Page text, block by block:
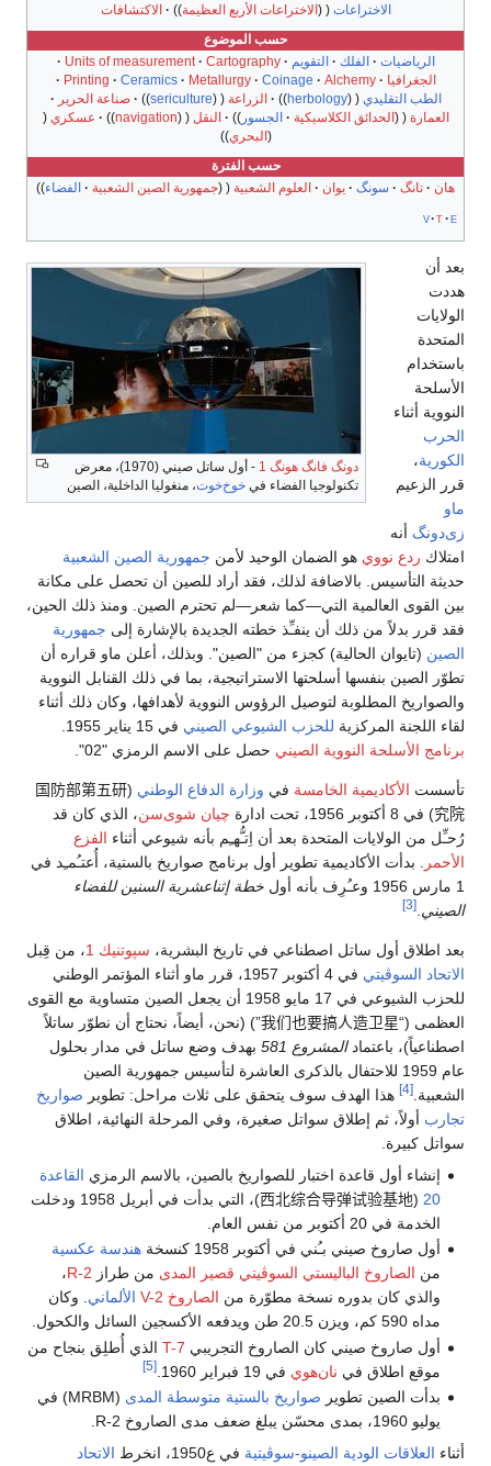
الاختراعات الاختراعات الأربع العظيمة
الاكتشافات
حسب الموضوع
الرياضيات
الفلك التقويم Units of measurement
Cartography
الجغرافيا
Printing Ceramics Metallurgy Coinage
Alchemy
الطب التقليدي
herbology الزراعة sericulture
صناعة الحرير
العمارة
الحدائق الكلاسيكية الجسور النقل navigation
عسكري
البحري
حسب الفترة
هان
تانگ سونگ يوان العلوم الشعبية جمهورية الصين الشعبية
الفضاء
v t e
دونگ فانگ هونگ 1
- أول ساتل صيني (1970)، معرض
تكنولوجيا الفضاء في خوخ‌خوت، منغوليا الداخلية، الصين
بعد أن
هددت
الولايات
المتحدة
باستخدام
الأسلحة
النووية أثناء
الحرب
الكورية،
قرر الزعيم
ماو
زى‌دونگ أنه
امتلاك ردع نووي هو الضمان الوحيد لأمن جمهورية الصين الشعبية
حديثة التأسيس. بالاضافة لذلك، فقد أراد للصين أن تحصل على مكانة
بين القوى العالمية التي—كما شعر—لم تحترم الصين. ومنذ ذلك الحين،
فقد قرر بدلاً من ذلك أن ينفـِّذ خطته الجديدة بالإشارة إلى جمهورية
الصين (تايوان الحالية) كجزء من "الصين". وبذلك، أعلن ماو قراره أن
تطوّر الصين بنفسها أسلحتها الاستراتيجية، بما في ذلك القنابل النووية
والصواريخ المطلوبة لتوصيل الرؤوس النووية لأهدافها، وكان ذلك أثناء
لقاء اللجنة المركزية للحزب الشيوعي الصيني في 15 يناير 1955.
برنامج الأسلحة النووية الصيني حصل على الاسم الرمزي "02".
تأسست الأكاديمية الخامسة في وزارة الدفاع الوطني (
国防部第五研
究院) في 8 أكتوبر 1956، تحت ادارة چيان شوى‌سن، الذي كان قد
رُحـِّل من الولايات المتحدة بعد أن اِتـُّهـِم بأنه شيوعي أثناء الفزع
الأحمر
. بدأت الأكاديمية تطوير أول برنامج صواريخ بالستية، أُعتـُمـِد في
1 مارس 1956 وعـُرِف بأنه أول
خطة إثناعشرية السنين للفضاء
الصيني [3]
بعد اطلاق أول ساتل اصطناعي في تاريخ البشرية، سپوتنيك 1
، من قِبل
الاتحاد السوڤيتي
في 4 أكتوبر 1957، قرر ماو أثناء المؤتمر الوطني
للحزب الشيوعي في 17 مايو 1958 أن يجعل الصين متساوية مع القوى
العظمى (“我们也要搞人造卫星”) (نحن، أيضاً، نحتاج أن نطوّر ساتلاً
اصطناعياً)، باعتمادالمشروع 581
بهدف وضع ساتل في مدار بحلول
عام 1959 للاحتفال بالذكرى العاشرة لتأسيس جمهورية الصين
الشعبية. [4] هذا الهدف سوف يتحقق على ثلاث مراحل: تطوير صواريخ
تجارب أولاً، ثم إطلاق سواتل صغيرة، وفي المرحلة النهائية، اطلاق
سواتل كبيرة.
إنشاء أول قاعدة اختبار للصواريخ بالصين، بالاسم الرمزي القاعدة
20
(
西北综合导弹试验基地
)، التي بدأت في أبريل 1958 ودخلت
الخدمة في 20 أكتوبر من نفس العام.
أول صاروخ صيني بـُني في أكتوبر 1958 كنسخة
هندسة عكسية
من الصاروخ الباليستي السوڤيتي قصير المدى من طراز R-2،
والذي كان بدوره نسخة مطوّرة من الصاروخ V-2 الألماني. وكان
مداه 590 كم، ويزن 20.5 طن ويدفعه الأكسجين السائل والكحول.
أول صاروخ صيني كان الصاروخ التجريبي T-7 الذي أُطلِق بنجاح من
موقع اطلاق في نان‌هوي في 19 فبراير 1960. [5]
بدأت الصين تطوير صواريخ بالستية متوسطة المدى
(MRBM) في
يوليو 1960، بمدى محسّن يبلغ ضعف مدى الصاروخ R-2.
أثناء العلاقات الودية الصينو-سوڤيتية في ع1950، انخرط
الاتحاد